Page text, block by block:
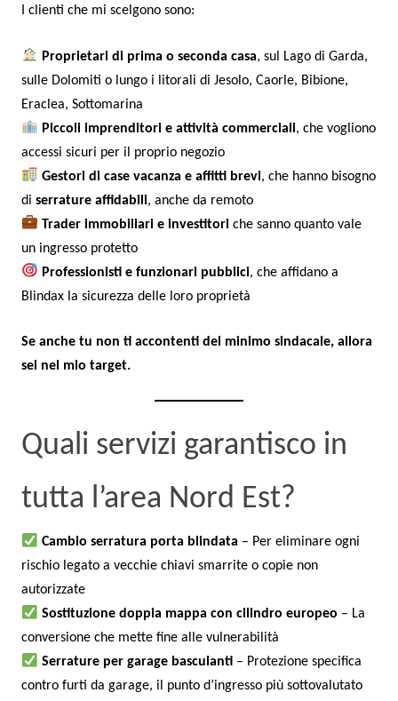
I clienti che mi scelgono sono:
Proprietari di prima o seconda casa, sul Lago di Garda,
sulle Dolomiti o lungo i litorali di Jesolo, Caorle, Bibione,
Eraclea, Sottomarina
Piccoli imprenditori e attività commerciali, che vogliono
accessi sicuri per il proprio negozio
Gestori di case vacanza e affitti brevi, che hanno bisogno
diserrature affidabili, anche da remoto
Trader immobiliari e investitoriche sanno quanto vale
un ingresso protetto
Professionisti e funzionari pubblici, che affidano a
Blindax la sicurezza delle loro proprietà
Se anche tu non ti accontenti del minimo sindacale, allora
sei nel mio target.
Quali servizi garantisco in
tutta l’area Nord Est?
Cambio serratura porta blindata – Per eliminare ogni
rischio legato a vecchie chiavi smarrite o copie non
autorizzate
Sostituzione doppia mappa con cilindro europeo – La
conversione che mette fine alle vulnerabilità
Serrature per garage basculanti– Protezione specifica
contro furti da garage, il punto d’ingresso più sottovalutato